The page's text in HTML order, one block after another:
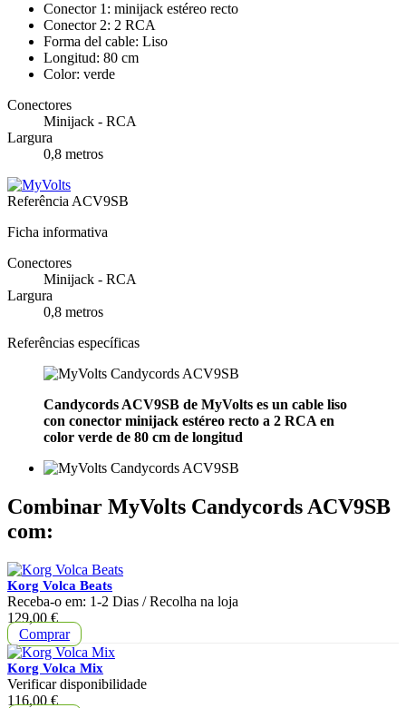
Conector 1: minijack estéreo recto
Conector 2: 2 RCA
Forma del cable: Liso
Longitud: 80 cm
Color: verde
Conectores
Minijack - RCA
Largura
0,8 metros
ReferênciaACV9SB
Ficha informativa
Conectores
Minijack - RCA
Largura
0,8 metros
Referências específicas
Candycords ACV9SB de MyVolts es un cable liso
con conector minijack estéreo recto a 2 RCA en
color verde de 80 cm de longitud
Combinar MyVolts Candycords ACV9SB
com:
Korg Volca Beats
Receba-o em: 1-2 Dias / Recolha na loja
Preço
129,00 €
Comprar
Korg Volca Mix
Verificar disponibilidade
Preço
116,00 €